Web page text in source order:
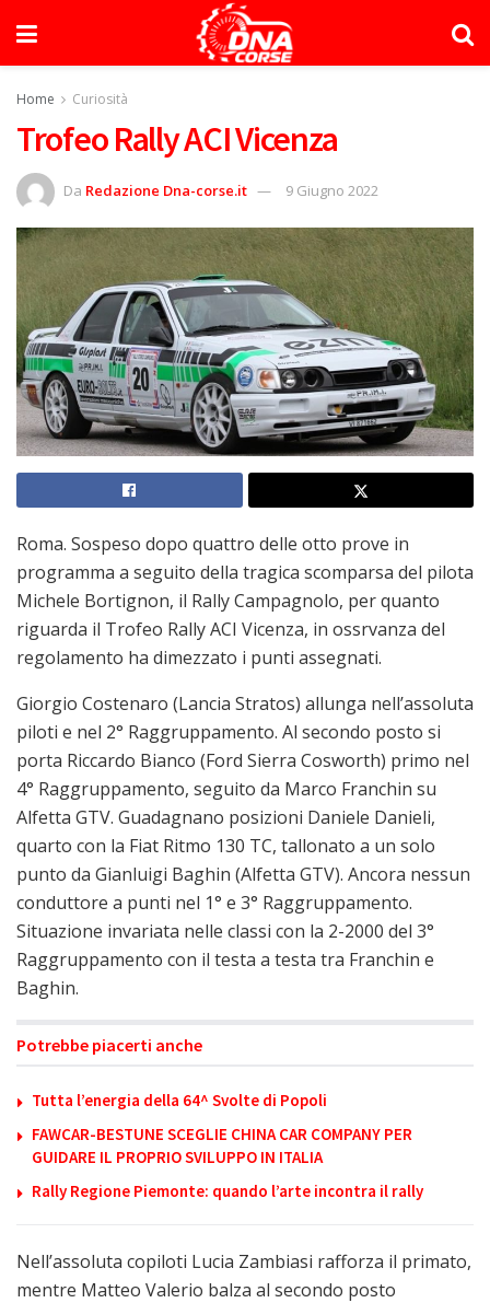
Home Curiosità
Trofeo Rally ACI Vicenza
Da Redazione Dna-corse.it 9 Giugno 2022
Roma. Sospeso dopo quattro delle otto prove in
programma a seguito della tragica scomparsa del pilota
Michele Bortignon, il Rally Campagnolo, per quanto
riguarda il Trofeo Rally ACI Vicenza, in ossrvanza del
regolamento ha dimezzato i punti assegnati.
Giorgio Costenaro (Lancia Stratos) allunga nell’assoluta
piloti e nel 2° Raggruppamento. Al secondo posto si
porta Riccardo Bianco (Ford Sierra Cosworth) primo nel
4° Raggruppamento, seguito da Marco Franchin su
Alfetta GTV. Guadagnano posizioni Daniele Danieli,
quarto con la Fiat Ritmo 130 TC, tallonato a un solo
punto da Gianluigi Baghin (Alfetta GTV). Ancora nessun
conduttore a punti nel 1° e 3° Raggruppamento.
Situazione invariata nelle classi con la 2-2000 del 3°
Raggruppamento con il testa a testa tra Franchin e
Baghin.
Potrebbe piacerti anche
Tutta l’energia della 64^ Svolte di Popoli
FAWCAR-BESTUNE SCEGLIE CHINA CAR COMPANY PER
GUIDARE IL PROPRIO SVILUPPO IN ITALIA
Rally Regione Piemonte: quando l’arte incontra il rally
Nell’assoluta copiloti Lucia Zambiasi rafforza il primato,
mentre Matteo Valerio balza al secondo posto